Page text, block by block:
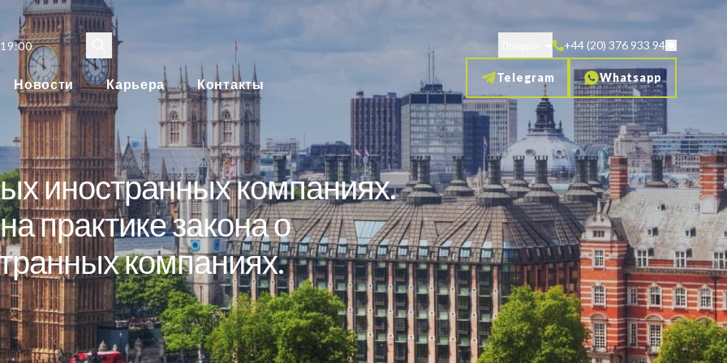
Новости Карьера Контакты
+44 (20) 376 933 94
Telegram Whatsapp
иностранных компаниях.
практике закона о
компаниях.